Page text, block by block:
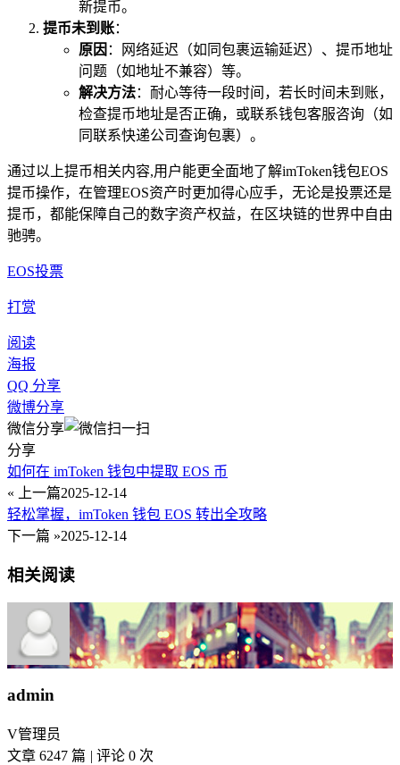
新提币。
提币未到账：
原因 ：网络延迟（如同包裹运输延迟）、提币地址
问题（如地址不兼容）等。
解决方法：耐心等待一段时间，若长时间未到账，
检查提币地址是否正确，或联系钱包客服咨询（如
同联系快递公司查询包裹）。
通过以上提币相关内容,用户能更全面地了解imToken钱包EOS
提币操作，在管理EOS资产时更加得心应手，无论是投票还是
提币，都能保障自己的数字资产权益，在区块链的世界中自由
驰骋。
EOS投票
打赏
阅读
海报
QQ 分享
微博分享
微信分享
分享
如何在 imToken 钱包中提取 EOS 币
« 上一篇2025-12-14
轻松掌握，imToken 钱包 EOS 转出全攻略
下一篇 »2025-12-14
相关阅读
admin
V管理员
文章 6247 篇 | 评论 0 次